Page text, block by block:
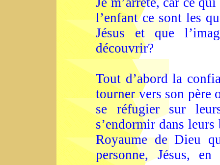
l’enfant ce sont les
Jésus et que
découvrir?
Tout d’abord la
tourner vers son père
se réfugier sur
s’endormir dans
Royaume de Dieu
personne, Jésus,